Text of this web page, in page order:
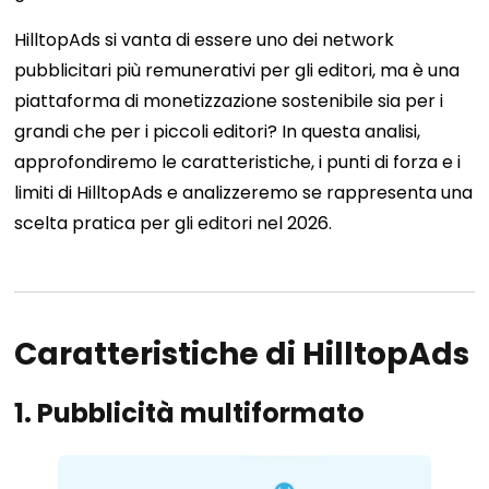
HilltopAds si vanta di essere uno dei network
pubblicitari più remunerativi per gli editori, ma è una
piattaforma di monetizzazione sostenibile sia per i
grandi che per i piccoli editori? In questa analisi,
approfondiremo le caratteristiche, i punti di forza e i
limiti di HilltopAds e analizzeremo se rappresenta una
scelta pratica per gli editori nel 2026.
Caratteristiche di HilltopAds
1. Pubblicità multiformato